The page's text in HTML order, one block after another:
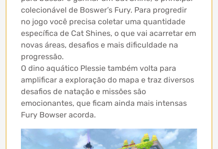
colecionável de Boswer’s Fury. Para progredir
no jogo você precisa coletar uma quantidade
específica de Cat Shines, o que vai acarretar em
novas áreas, desafios e mais dificuldade na
progressão.
O dino aquático Plessie também volta para
amplificar a exploração do mapa e traz diversos
desafios de natação e missões são
emocionantes, que ficam ainda mais intensas
Fury Bowser acorda.